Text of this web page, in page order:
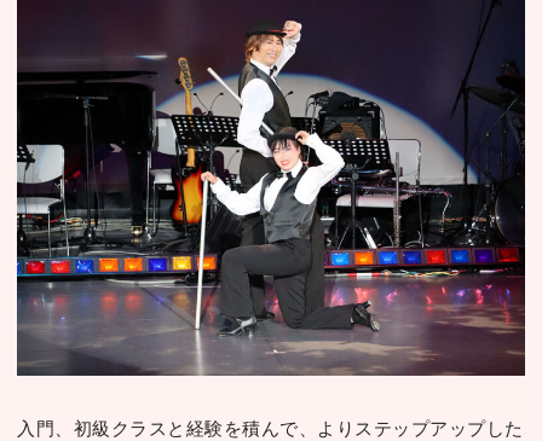
入門、初級クラスと経験を積んで、よりステップアップした